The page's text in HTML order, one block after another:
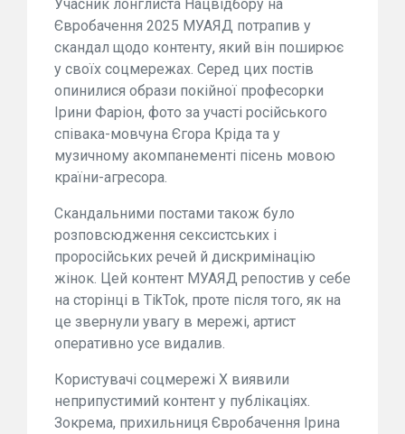
Учасник лонглиста Нацвідбору на
Євробачення 2025 МУАЯД потрапив у
скандал щодо контенту, який він поширює
у своїх соцмережах. Серед цих постів
опинилися образи покійної професорки
Ірини Фаріон, фото за участі російського
співака-мовчуна Єгора Кріда та у
музичному акомпанементі пісень мовою
країни-агресора.
Скандальними постами також було
розповсюдження сексистських і
проросійських речей й дискримінацію
жінок. Цей контент МУАЯД репостив у себе
на сторінці в TikTok, проте після того, як на
це звернули увагу в мережі, артист
оперативно усе видалив.
Користувачі соцмережі X виявили
неприпустимий контент у публікаціях.
Зокрема, прихильниця Євробачення Ірина